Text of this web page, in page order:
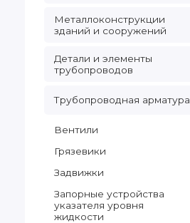
Металлоконструкции
зданий и сооружений
Детали и элементы
трубопроводов
Трубопроводная арматура
Вентили
Грязевики
Задвижки
Запорные устройства
указателя уровня
жидкости